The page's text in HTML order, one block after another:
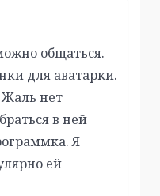
общаться.
для аватарки.
Жаль нет
в ней
Я
ей